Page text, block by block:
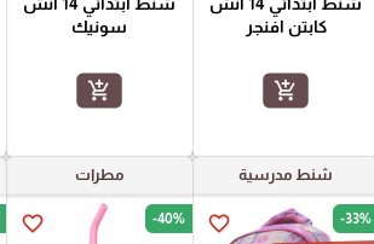
شنط ابتدائي 14 انش
كابتن افنجر
add_shopping_cart
شنط ابتدائي 14 انش
سونيك
add_shopping_cart
شنط مدرسية
favorite_border -33%
مطرات
favorite_border -40%